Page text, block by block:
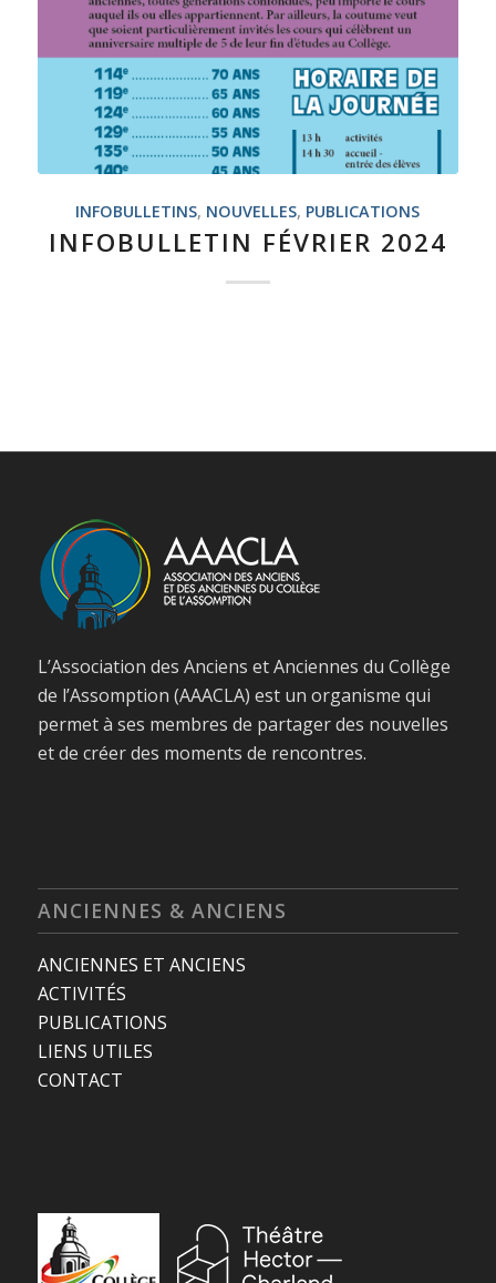
INFOBULLETINS, NOUVELLES, PUBLICATIONS
INFOBULLETIN FÉVRIER 2024
L’Association des Anciens et Anciennes du Collège
de l’Assomption (AAACLA) est un organisme qui
permet à ses membres de partager des nouvelles
et de créer des moments de rencontres.
ANCIENNES & ANCIENS
ANCIENNES ET ANCIENS
ACTIVITÉS
PUBLICATIONS
LIENS UTILES
CONTACT